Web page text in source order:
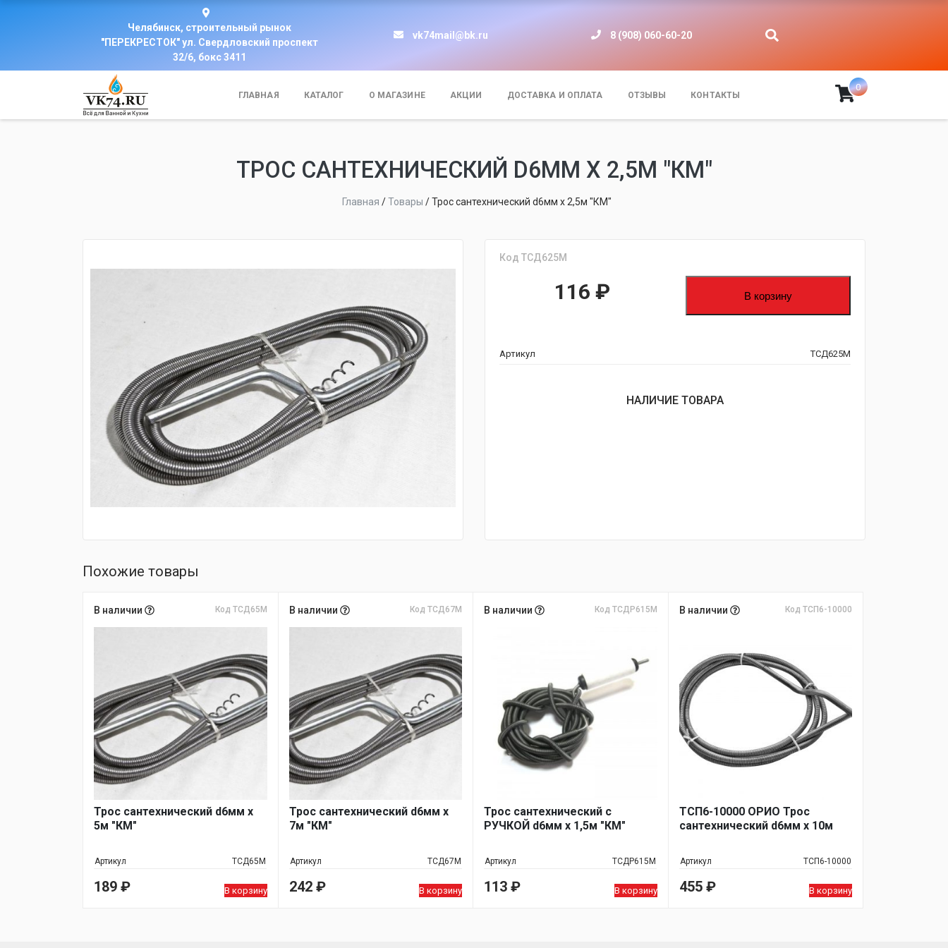
Челябинск, строительный рынок
"ПЕРЕКРЕСТОК" ул. Свердловский проспект
32/6, бокс 3411
vk74mail@bk.ru 8 (908) 060-60-20
ГЛАВНАЯ КАТАЛОГ О МАГАЗИНЕ АКЦИИ ДОСТАВКА И ОПЛАТА ОТЗЫВЫ КОНТАКТЫ
0
ТРОС САНТЕХНИЧЕСКИЙ D6ММ Х 2,5М "КМ"
Главная /Товары /Трос сантехнический d6мм х 2,5м "КМ"
Код ТСД625М
116 ₽ В корзину
Артикул ТСД625М
НАЛИЧИЕ ТОВАРА
Похожие товары
В наличии Код ТСД65М
Трос сантехнический d6мм х
5м "КМ"
Артикул ТСД65М
189 ₽ В корзину
В наличии Код ТСД67М
Трос сантехнический d6мм х
7м "КМ"
Артикул ТСД67М
242 ₽ В корзину
В наличии Код ТСДР615М
Трос сантехнический с
РУЧКОЙ d6мм х 1,5м "КМ"
Артикул ТСДР615М
113 ₽ В корзину
В наличии Код ТСП6-10000
ТСП6-10000 ОРИО Трос
сантехнический d6мм х 10м
Артикул ТСП6-10000
455 ₽ В корзину